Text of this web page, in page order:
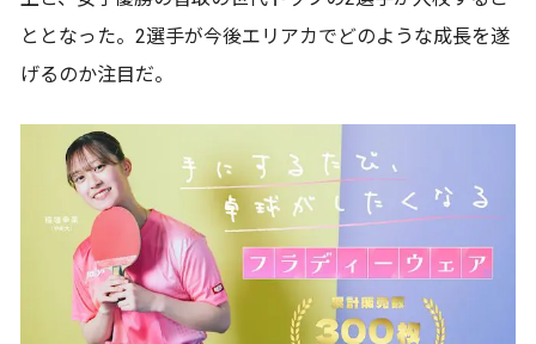
ととなった。2選手が今後エリアカでどのような成長を遂
げるのか注目だ。